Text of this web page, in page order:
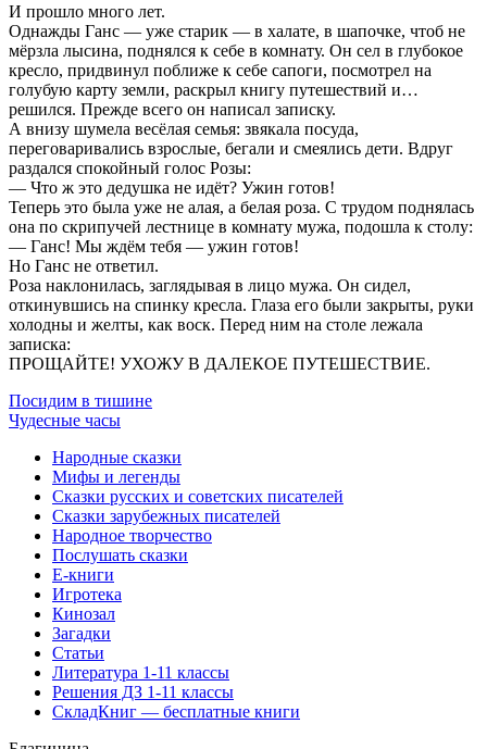
И прошло много лет.
Однажды Ганс — уже старик — в халате, в шапочке, чтоб не
мёрзла лысина, поднялся к себе в комнату. Он сел в глубокое
кресло, придвинул поближе к себе сапоги, посмотрел на
голубую карту земли, раскрыл книгу путешествий и…
решился. Прежде всего он написал записку.
А внизу шумела весёлая семья: звякала посуда,
переговаривались взрослые, бегали и смеялись дети. Вдруг
раздался спокойный голос Розы:
— Что ж это дедушка не идёт? Ужин готов!
Теперь это была уже не алая, а белая роза. С трудом поднялась
она по скрипучей лестнице в комнату мужа, подошла к столу:
— Ганс! Мы ждём тебя — ужин готов!
Но Ганс не ответил.
Роза наклонилась, заглядывая в лицо мужа. Он сидел,
откинувшись на спинку кресла. Глаза его были закрыты, руки
холодны и желты, как воск. Перед ним на столе лежала
записка:
ПРОЩАЙТЕ! УХОЖУ В ДАЛЕКОЕ ПУТЕШЕСТВИЕ.
Посидим в тишине
Чудесные часы
Народные сказки
Мифы и легенды
Сказки русских и советских писателей
Сказки зарубежных писателей
Народное творчество
Послушать сказки
Е-книги
Игротека
Кинозал
Загадки
Статьи
Литература 1-11 классы
Решения ДЗ 1-11 классы
СкладКниг — бесплатные книги